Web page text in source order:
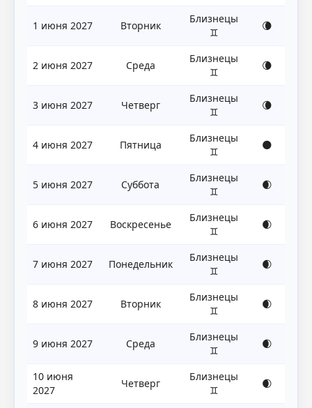
1 июня 2027 Вторник
Близнецы
♊
🌘
2 июня 2027 Среда
Близнецы
♊
🌘
3 июня 2027 Четверг
Близнецы
♊
🌘
4 июня 2027 Пятница
Близнецы
♊
🌑
5 июня 2027 Суббота
Близнецы
♊
🌒
6 июня 2027 Воскресенье
Близнецы
♊
🌒
7 июня 2027 Понедельник
Близнецы
♊
🌒
8 июня 2027 Вторник
Близнецы
♊
🌒
9 июня 2027 Среда
Близнецы
♊
🌒
10 июня
2027
Четверг
Близнецы
♊
🌒